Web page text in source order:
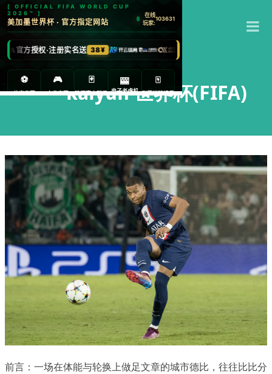
kaiyun 世界杯(FIFA)
前言：一场在体能与轮换上做足文章的城市德比，往往比比分